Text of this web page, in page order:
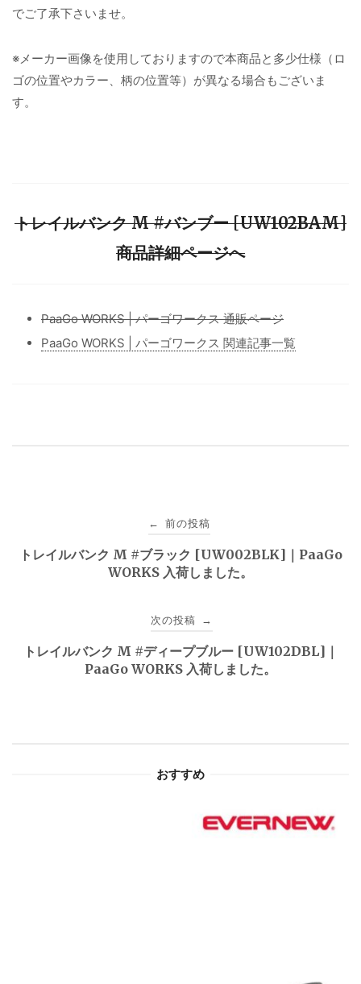
でご了承下さいませ。
※メーカー画像を使用しておりますので本商品と多少仕様（ロ
ゴの位置やカラー、柄の位置等）が異なる場合もございま
す。
トレイルバンク M #バンブー [UW102BAM]
商品詳細ページへ
PaaGo WORKS | パーゴワークス 通販ページ
PaaGo WORKS | パーゴワークス 関連記事一覧
稿
ゲ
← 前の投稿
トレイルバンク M #ブラック [UW002BLK]｜PaaGo
WORKS 入荷しました。
次の投稿 →
トレイルバンク M #ディープブルー [UW102DBL]｜
PaaGo WORKS 入荷しました。
おすすめ